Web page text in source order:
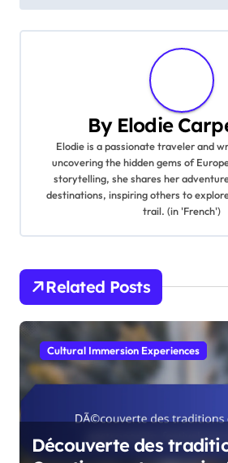
By Elodie
Elodie is a passionate traveler and
uncovering the hidden gems of
storytelling, she shares her
destinations, inspiring others to
trail. (in 'French')
Related Posts
Cultural Immersion Experiences
Découverte des